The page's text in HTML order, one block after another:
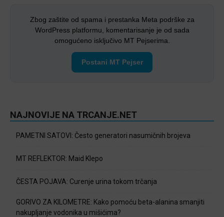
Zbog zaštite od spama i prestanka Meta podrške za
WordPress platformu, komentarisanje je od sada
omogućeno isključivo MT Pejserima.
Postani MT Pejser
NAJNOVIJE NA TRCANJE.NET
PAMETNI SATOVI: Često generatori nasumičnih brojeva
MT REFLEKTOR: Maid Klepo
ČESTA POJAVA: Curenje urina tokom trčanja
GORIVO ZA KILOMETRE: Kako pomoću beta-alanina smanjiti
nakupljanje vodonika u mišićima?